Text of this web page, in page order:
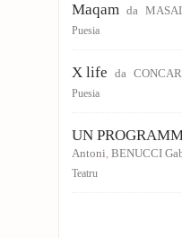
Maqam da
Puesia
X life da
Puesia
UN
Antoni, BENUCCI
Teatru